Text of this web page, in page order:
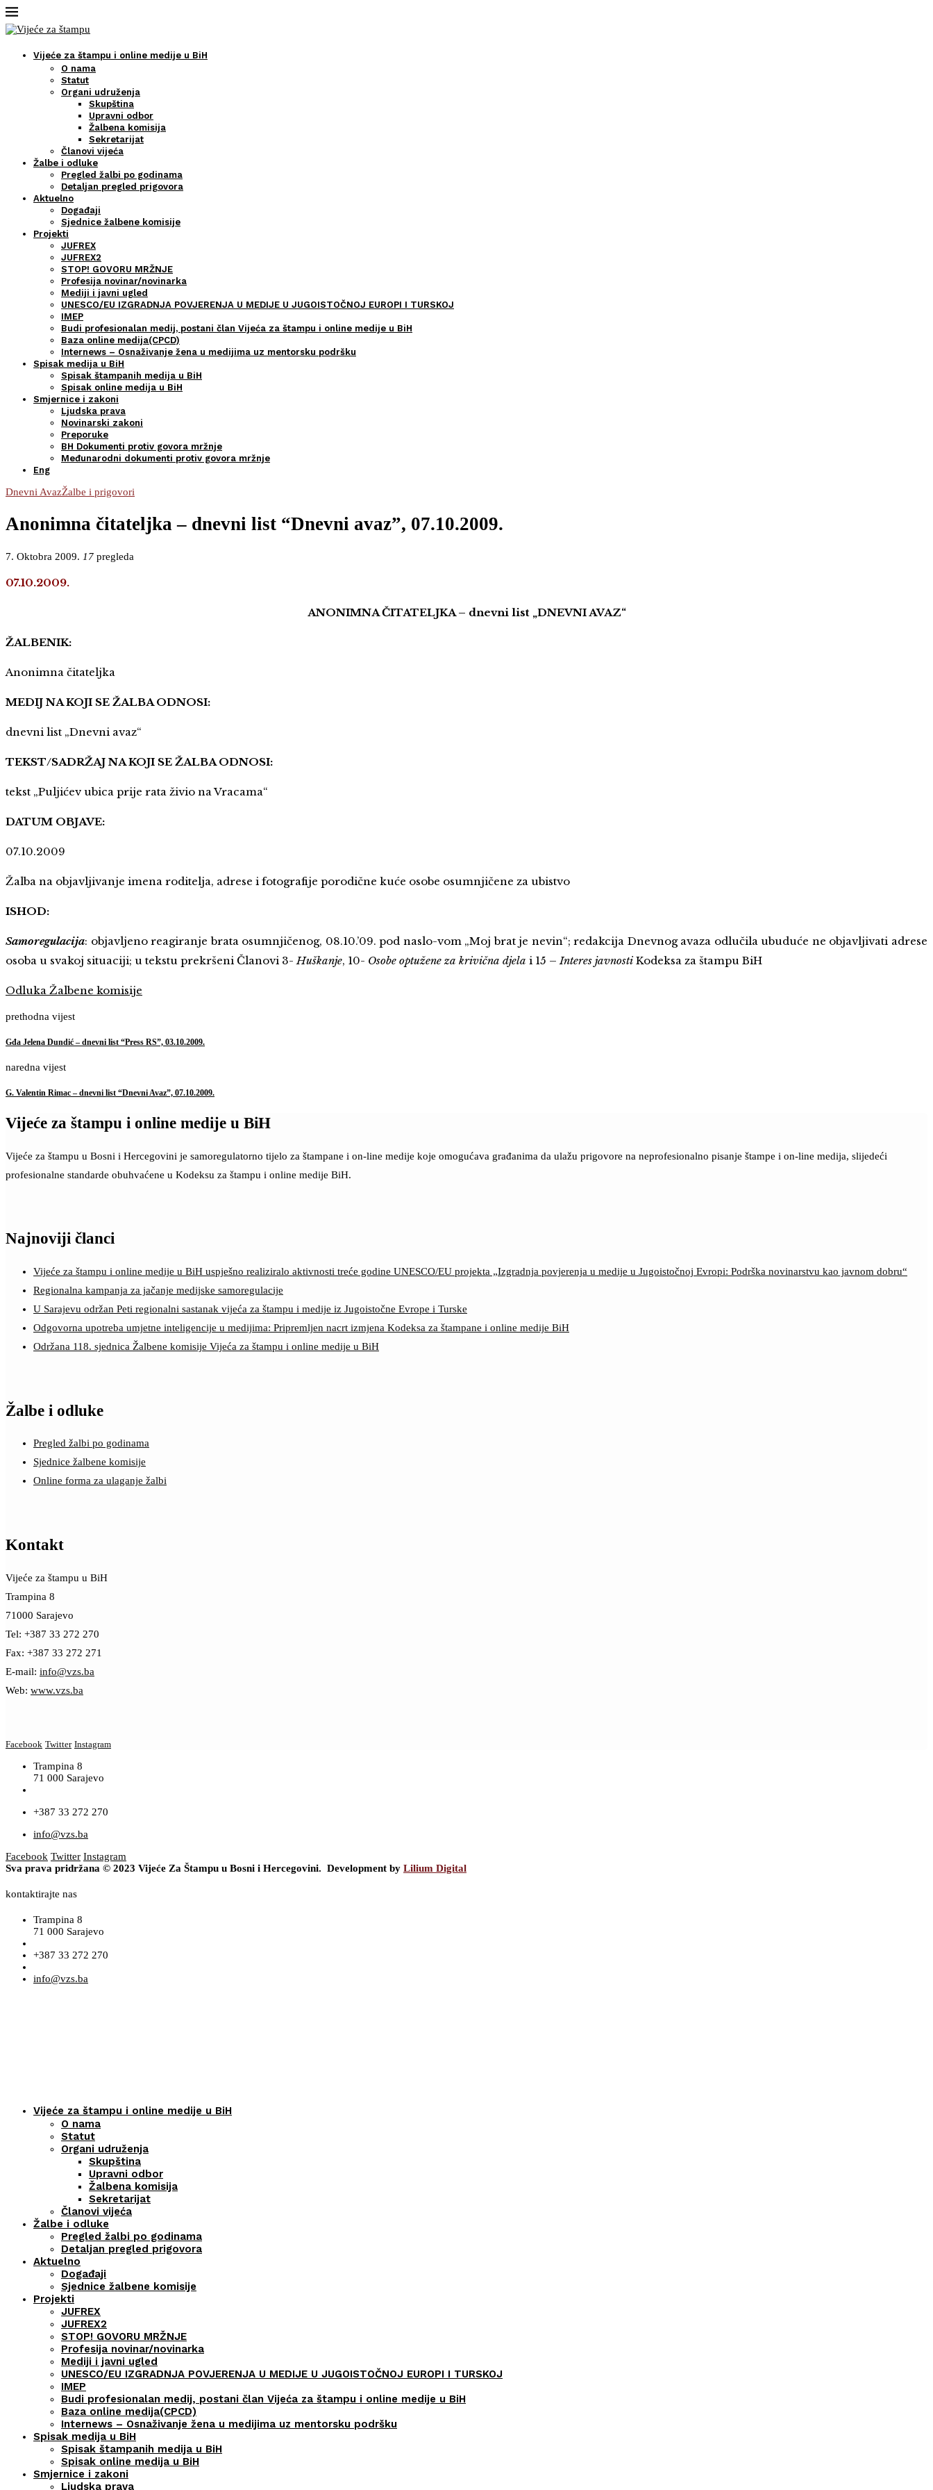
Vijeće za štampu i online medije u BiH
O nama
Statut
Organi udruženja
Skupština
Upravni odbor
Žalbena komisija
Sekretarijat
Članovi vijeća
Žalbe i odluke
Pregled žalbi po godinama
Detaljan pregled prigovora
Aktuelno
Događaji
Sjednice žalbene komisije
Projekti
JUFREX
JUFREX2
STOP! GOVORU MRŽNJE
Profesija novinar/novinarka
Mediji i javni ugled
UNESCO/EU IZGRADNJA POVJERENJA U MEDIJE U JUGOISTOČNOJ EUROPI I TURSKOJ
IMEP
Budi profesionalan medij, postani član Vijeća za štampu i online medije u BiH
Baza online medija(CPCD)
Internews – Osnaživanje žena u medijima uz mentorsku podršku
Spisak medija u BiH
Spisak štampanih medija u BiH
Spisak online medija u BiH
Smjernice i zakoni
Ljudska prava
Novinarski zakoni
Preporuke
BH Dokumenti protiv govora mržnje
Međunarodni dokumenti protiv govora mržnje
Eng
Dnevni AvazŽalbe i prigovori
Anonimna čitateljka – dnevni list “Dnevni avaz”, 07.10.2009.
7. Oktobra 2009. 17 pregleda
07.10.2009.
ANONIMNA ČITATELJKA – dnevni list „DNEVNI AVAZ“
ŽALBENIK:
Anonimna čitateljka
MEDIJ NA KOJI SE ŽALBA ODNOSI:
dnevni list „Dnevni avaz“
TEKST/SADRŽAJ NA KOJI SE ŽALBA ODNOSI:
tekst „Puljićev ubica prije rata živio na Vracama“
DATUM OBJAVE:
07.10.2009
Žalba na objavljivanje imena roditelja, adrese i fotografije porodične kuće osobe osumnjičene za ubistvo
ISHOD:
Samoregulacija: objavljeno reagiranje brata osumnjičenog, 08.10.’09. pod naslo-vom „Moj brat je nevin“; redakcija Dnevnog avaza odlučila ubuduće ne objavljivati adrese
osoba u svakoj situaciji; u tekstu prekršeni Članovi 3-Huškanje, 10- Osobe optužene za krivična djela i 15 –Interes javnosti Kodeksa za štampu BiH
Odluka Žalbene komisije
prethodna vijest
Gđa Jelena Dundić – dnevni list “Press RS”, 03.10.2009.
naredna vijest
G. Valentin Rimac – dnevni list “Dnevni Avaz”, 07.10.2009.
Vijeće za štampu i online medije u BiH
Vijeće za štampu u Bosni i Hercegovini je samoregulatorno tijelo za štampane i on-line medije koje omogućava građanima da ulažu prigovore na neprofesionalno pisanje štampe i on-line medija, slijedeći
profesionalne standarde obuhvaćene u Kodeksu za štampu i online medije BiH.
Najnoviji članci
Vijeće za štampu i online medije u BiH uspješno realiziralo aktivnosti treće godine UNESCO/EU projekta „Izgradnja povjerenja u medije u Jugoistočnoj Evropi: Podrška novinarstvu kao javnom dobru“
Regionalna kampanja za jačanje medijske samoregulacije
U Sarajevu održan Peti regionalni sastanak vijeća za štampu i medije iz Jugoistočne Evrope i Turske
Odgovorna upotreba umjetne inteligencije u medijima: Pripremljen nacrt izmjena Kodeksa za štampane i online medije BiH
Održana 118. sjednica Žalbene komisije Vijeća za štampu i online medije u BiH
Žalbe i odluke
Pregled žalbi po godinama
Sjednice žalbene komisije
Online forma za ulaganje žalbi
Kontakt
Vijeće za štampu u BiH
Trampina 8
71000 Sarajevo
Tel: +387 33 272 270
Fax: +387 33 272 271
E-mail: info@vzs.ba
Web: www.vzs.ba
Facebook Twitter Instagram
Trampina 8
71 000 Sarajevo
+387 33 272 270
info@vzs.ba
Facebook Twitter Instagram
Sva prava pridržana © 2023 Vijeće Za Štampu u Bosni i Hercegovini. Development by Lilium Digital
kontaktirajte nas
Trampina 8
71 000 Sarajevo
+387 33 272 270
info@vzs.ba
Vijeće za štampu i online medije u BiH
O nama
Statut
Organi udruženja
Skupština
Upravni odbor
Žalbena komisija
Sekretarijat
Članovi vijeća
Žalbe i odluke
Pregled žalbi po godinama
Detaljan pregled prigovora
Aktuelno
Događaji
Sjednice žalbene komisije
Projekti
JUFREX
JUFREX2
STOP! GOVORU MRŽNJE
Profesija novinar/novinarka
Mediji i javni ugled
UNESCO/EU IZGRADNJA POVJERENJA U MEDIJE U JUGOISTOČNOJ EUROPI I TURSKOJ
IMEP
Budi profesionalan medij, postani član Vijeća za štampu i online medije u BiH
Baza online medija(CPCD)
Internews – Osnaživanje žena u medijima uz mentorsku podršku
Spisak medija u BiH
Spisak štampanih medija u BiH
Spisak online medija u BiH
Smjernice i zakoni
Ljudska prava